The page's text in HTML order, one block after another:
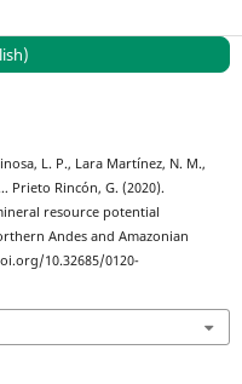
L. P., Lara Martínez, N. M.,
Prieto Rincón, G. (2020).
resource potential
Andes and Amazonian
10.32685/0120-